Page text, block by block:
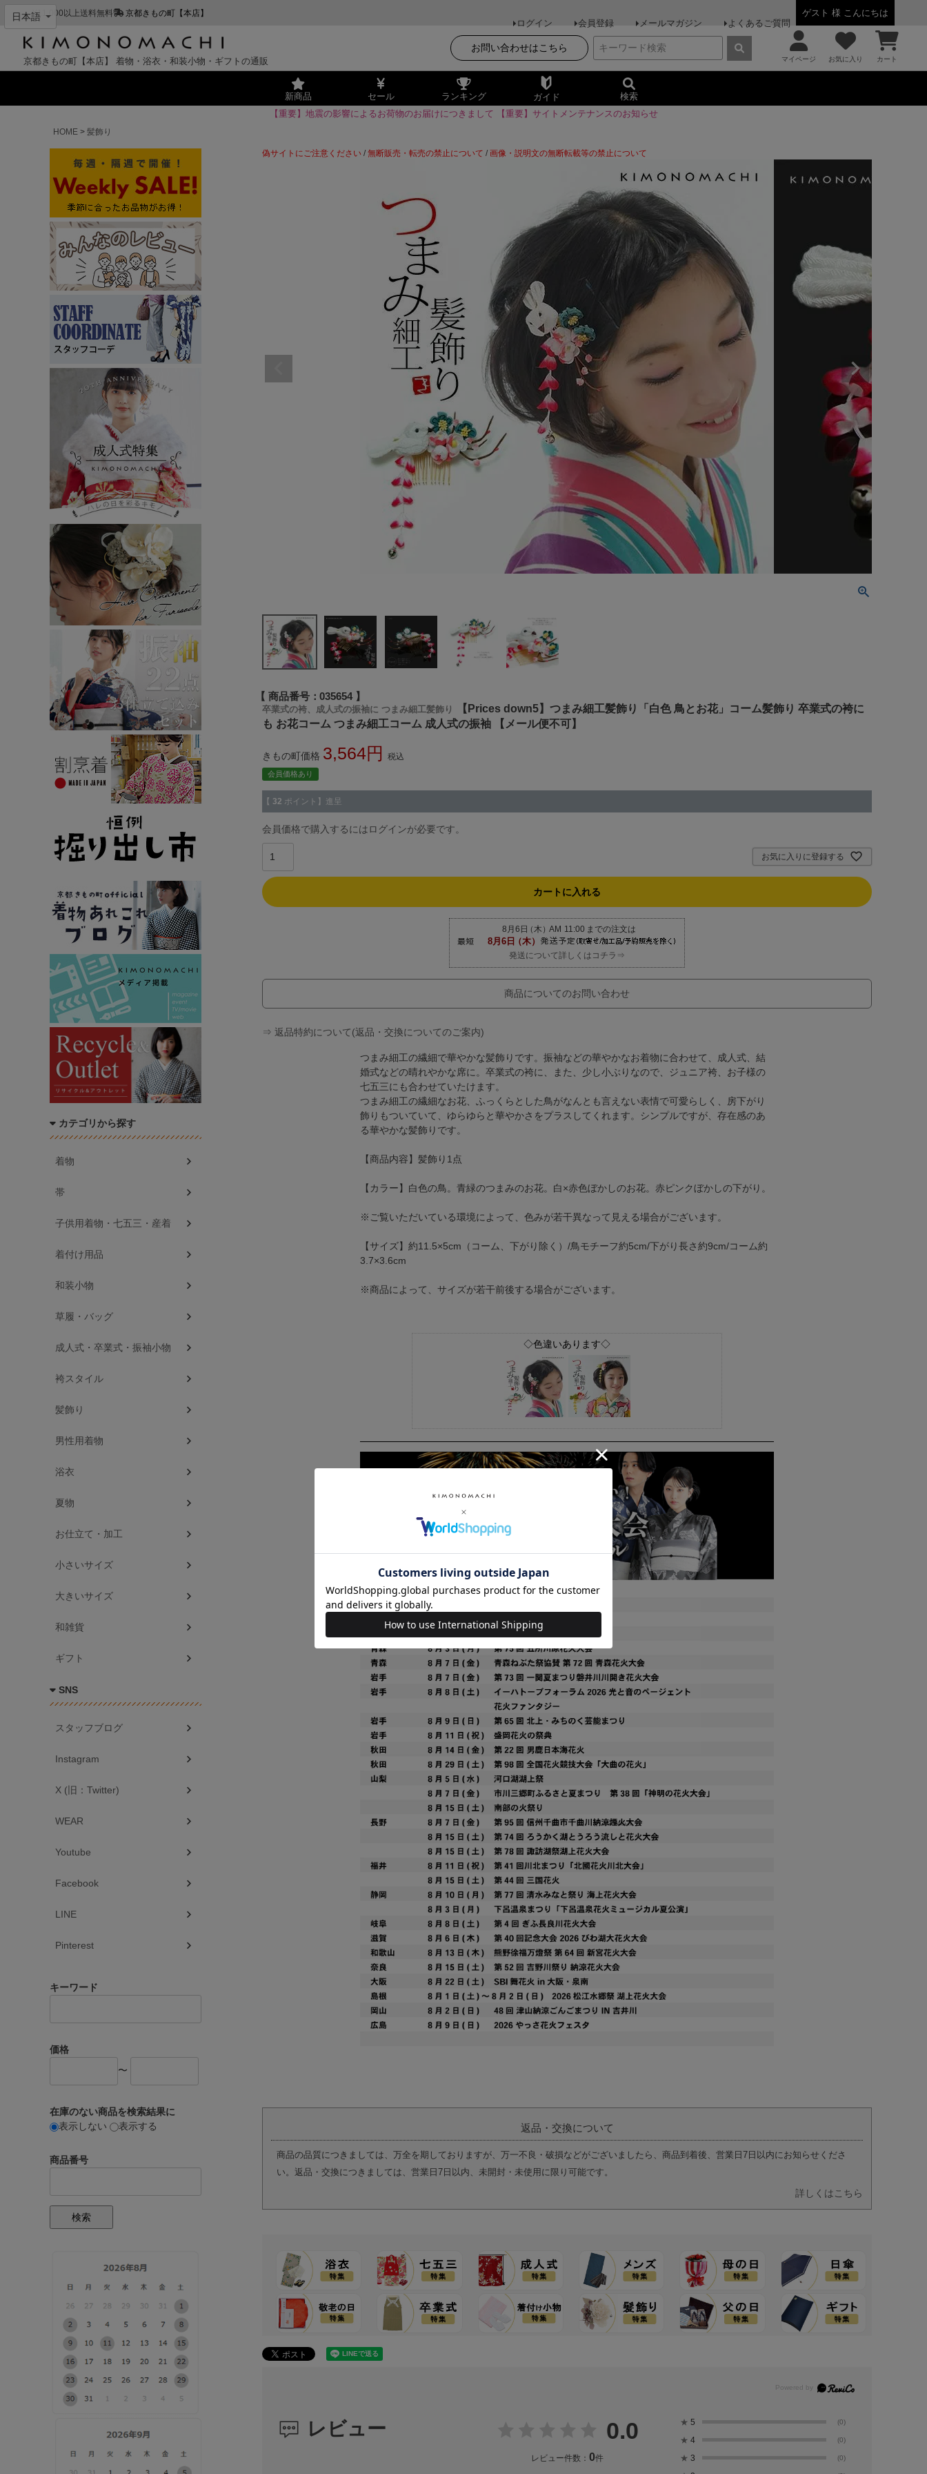
¥11,000以上送料無料 京都きもの町【本店】
ゲスト 様 こんにちは
ログイン
会員登録 メールマガジン よくあるご質問
京都きもの町【本店】 着物・浴衣・和装小物・ギフトの通販
お問い合わせはこちら
マイページ お気に入り カート
新商品 セール ランキング ガイド 検索
【重要】地震の影響によるお荷物のお届けにつきまして
【重要】サイトメンテナンスのお知らせ
HOME
髪飾り
偽サイトにご注意ください / 無断販売・転売の禁止について / 画像・説明文の無断転載等の禁止について
商品番号 035654
卒業式の袴、成人式の振袖に つまみ細工髪飾り
【Prices down5】つまみ細工髪飾り「白色 鳥とお花」コーム髪飾り 卒業式の袴に
も お花コーム つまみ細工コーム 成人式の振袖 【メール便不可】
きもの町価格 3,564 税込
会員価格あり
【 32 ポイント】進呈
会員価格で購入するにはログインが必要です。
お気に入りに登録する
カートに入れる
発送について詳しくはコチラ⇒
商品についてのお問い合わせ
⇒ 返品特約について(返品・交換についてのご案内)
つまみ細工の繊細で華やかな髪飾りです。振袖などの華やかなお着物に合わせて、成人式、結
婚式などの晴れやかな席に。卒業式の袴に、また、少し小ぶりなので、ジュニア袴、お子様の
七五三にも合わせていたけます。
つまみ細工の繊細なお花、ふっくらとした鳥がなんとも言えない表情で可愛らしく、房下がり
飾りもついていて、ゆらゆらと華やかさをプラスしてくれます。シンプルですが、存在感のあ
る華やかな髪飾りです。
【商品内容】髪飾り1点
【カラー】白色の鳥。青緑のつまみのお花。白×赤色ぼかしのお花。赤ピンクぼかしの下がり。
※ご覧いただいている環境によって、色みが若干異なって見える場合がございます。
【サイズ】約11.5×5cm（コーム、下がり除く）/鳥モチーフ約5cm/下がり長さ約9cm/コーム約
3.7×3.6cm
※商品によって、サイズが若干前後する場合がございます。
◇色違いあります◇
返品・交換について
商品の品質につきましては、万全を期しておりますが、万一不良・破損などがございましたら、商品到着後、営業日7日以内にお知らせくださ
い。返品・交換につきましては、営業日7日以内、未開封・未使用に限り可能です。
詳しくはこちら
レビュー 0.0
レビュー件数： 0件
★ 5 (0)
★ 4 (0)
★ 3 (0)
カテゴリから探す
着物
帯
子供用着物・七五三・産着
着付け用品
和装小物
草履・バッグ
成人式・卒業式・振袖小物
袴スタイル
髪飾り
男性用着物
浴衣
夏物
お仕立て・加工
小さいサイズ
大きいサイズ
和雑貨
ギフト
SNS
スタッフブログ
Instagram
X (旧：Twitter)
WEAR
Youtube
Facebook
LINE
Pinterest
キーワード
価格
〜
在庫のない商品を検索結果に
表示しない
表示する
商品番号
検索